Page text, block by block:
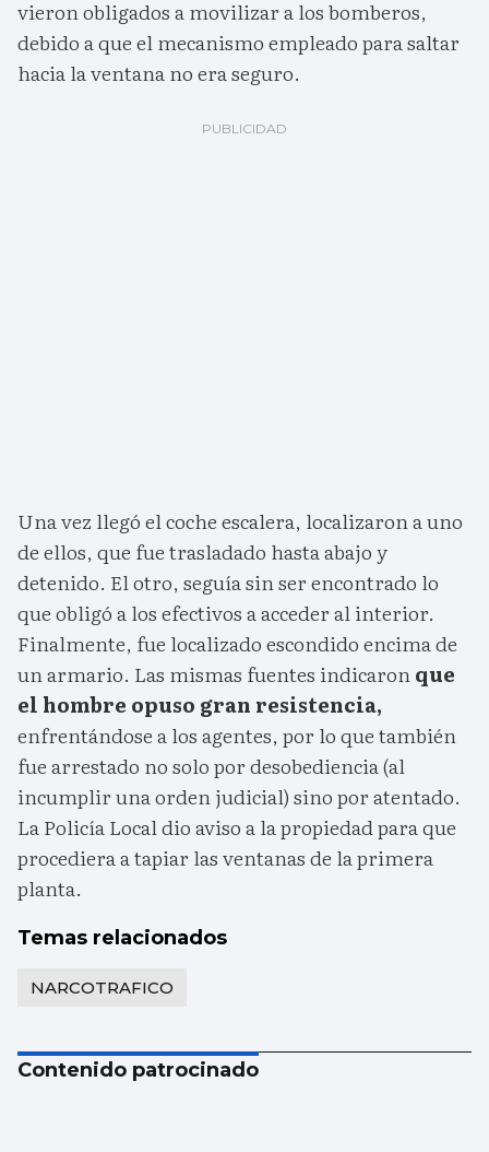
vieron obligados a movilizar a los bomberos,
debido a que el mecanismo empleado para saltar
hacia la ventana no era seguro.
Una vez llegó el coche escalera, localizaron a uno
de ellos, que fue trasladado hasta abajo y
detenido. El otro, seguía sin ser encontrado lo
que obligó a los efectivos a acceder al interior.
Finalmente, fue localizado escondido encima de
un armario. Las mismas fuentes indicaronque
el hombre opuso gran resistencia,
enfrentándose a los agentes, por lo que también
fue arrestado no solo por desobediencia (al
incumplir una orden judicial) sino por atentado.
La Policía Local dio aviso a la propiedad para que
procediera a tapiar las ventanas de la primera
planta.
Temas relacionados
NARCOTRAFICO
Contenido patrocinado